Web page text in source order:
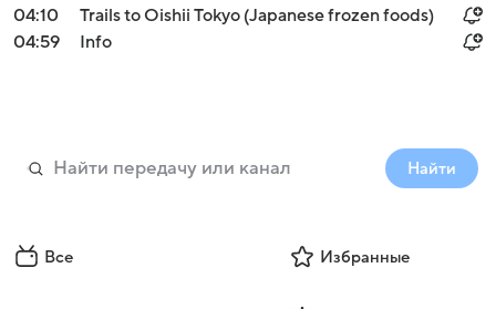
04:10
Trails to Oishii Tokyo (Japanese frozen foods)
04:59
Info
Найти
Все Избранные